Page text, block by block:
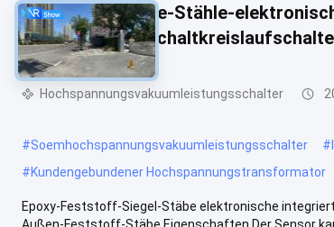
Epoxy-Festdichte-Stähle-
Außenvakuum-
Hochspannungsvakuumleistungsschalter
#Soemhochspannungsvakuumleistungsschalter #
#Kundengebundener Hochspannungstransformator
Epoxy-Feststoff-Siegel-Stäbe elektronische
Außen-Feststoff-Stäbe Eigenschaften Der Sensor